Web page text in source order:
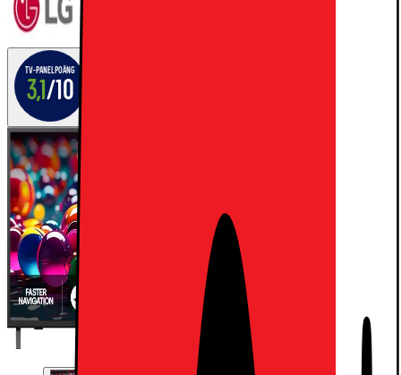
TV-panelpoäng
3,1/10